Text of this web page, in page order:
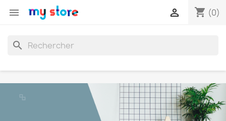
 shopping_cart (0)

search